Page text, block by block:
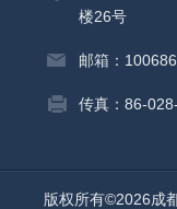
楼26号
邮箱：
传真：86-
版权所有©2026成